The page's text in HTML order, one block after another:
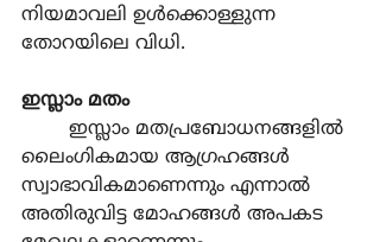
നിയമാവലി ഉള്‍ക്കൊള്ളുന്ന
തോറയിലെ വിധി.
ഇസ്ലാം മതം
ലൈംഗികമായ ആഗ്രഹങ്ങള്‍
സ്വാഭാവികമാണെന്നും എന്നാല്‍
അതിരുവിട്ട മോഹങ്ങള്‍ അപകട